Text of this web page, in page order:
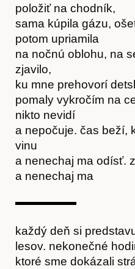
položiť na chodník,
sama kúpila gázu,
potom upriamila
na nočnú oblohu, na
zjavilo,
ku mne prehovorí
pomaly vykročím na
nikto nevidí
a nepočuje. čas beží,
vinu
a nenechaj ma odísť.
a nenechaj ma
každý deň si
lesov. nekonečné
ktoré sme dokázali